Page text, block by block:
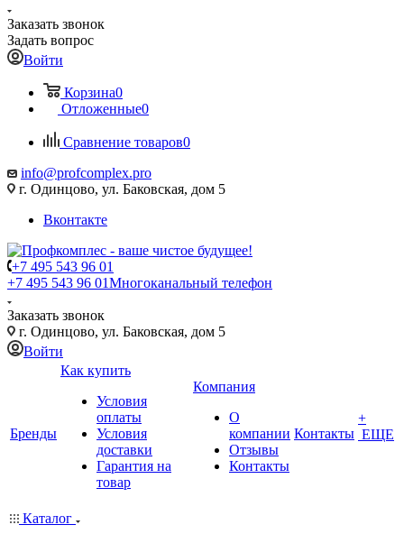
Заказать звонок
Задать вопрос
Войти
Корзина0
Отложенные0
Сравнение товаров0
info@profcomplex.pro
г. Одинцово, ул. Баковская, дом 5
Вконтакте
+7 495 543 96 01
+7 495 543 96 01Многоканальный телефон
Заказать звонок
г. Одинцово, ул. Баковская, дом 5
Войти
Бренды
Как купить
Условия
оплаты
Условия
доставки
Гарантия на
товар
Компания
О
компании
Отзывы
Контакты
Контакты
+
ЕЩЕ
Каталог